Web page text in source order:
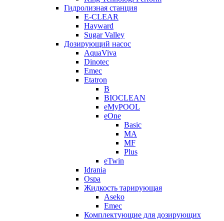
Гидролизная станция
E-CLEAR
Hayward
Sugar Valley
Дозирующий насос
AquaViva
Dinotec
Emec
Etatron
B
BIOCLEAN
eMyPOOL
eOne
Basic
MA
MF
Plus
eTwin
Idrania
Ospa
Жидкость тарирующая
Aseko
Emec
Комплектующие для дозирующих